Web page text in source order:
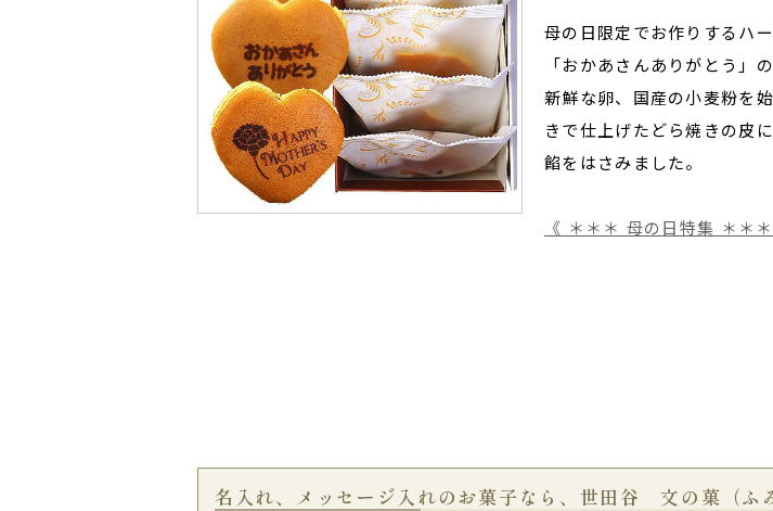
母の日限定でお作りするハ
「おかあさんありがとう」
新鮮な卵、国産の小麦粉を
きで仕上げたどら焼きの皮
餡をはさみました。
《 ＊＊＊ 母の日特集 ＊＊
名入れ、メッセージ入れのお菓子なら、世田谷 文の菓（ふ